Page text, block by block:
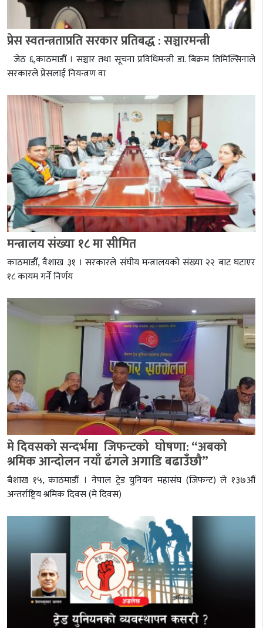
प्रेस स्वतन्त्रताप्रति सरकार प्रतिबद्ध : सञ्चारमन्त्री
जेठ ६,काठमाडौँ । सञ्चार तथा सूचना प्रविधिमन्त्री डा. बिक्रम तिमिल्सिनाले
सरकारले प्रेसलाई नियन्त्रण वा
मन्त्रालय संख्या १८ मा सीमित
काठमाडौँ, वैशाख ३१ । सरकारले संघीय मन्त्रालयको संख्या २२ बाट घटाएर
१८ कायम गर्ने निर्णय
मे दिवसको सन्दर्भमा जिफन्टको घोषणा: “अबको
श्रमिक आन्दोलन नयाँ ढंगले अगाडि बढाउँँछाै”
बैशाख १५, काठमाडौं । नेपाल ट्रेड युनियन महासंघ (जिफन्ट) ले १३७औं
अन्तर्राष्ट्रिय श्रमिक दिवस (मे दिवस)